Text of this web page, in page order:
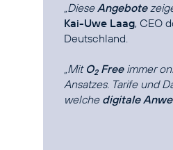
„DieseAngebote
Kai-Uwe Laag, CEO
Deutschland.
„Mit O2Freeimmer
Ansatzes. Tarife und
welche digitale